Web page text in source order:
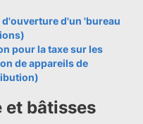
d'un 'bureau
pour la taxe sur les
de appareils de
et bâtisses